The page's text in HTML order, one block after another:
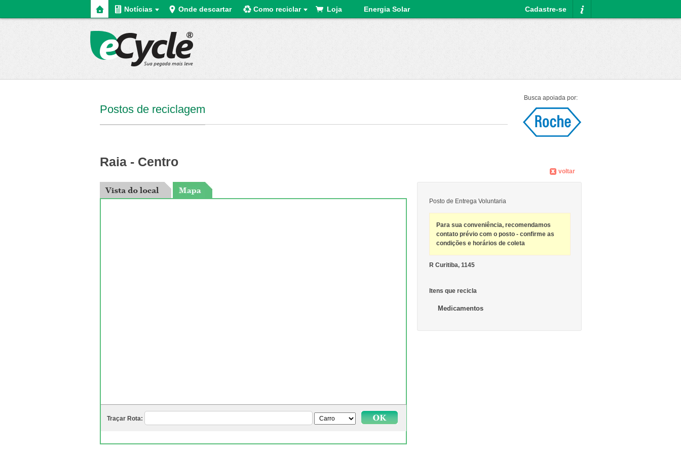
HomeNotícias Onde descartar Como reciclar Loja Energia Solar Cadastre-se
Postos de reciclagem
Busca apoiada por:
Raia - Centro
voltar
Traçar Rota:
Posto de Entrega Voluntaria
Para sua conveniência, recomendamos
contato prévio com o posto - confirme as
condições e horários de coleta
R Curitiba, 1145
Itens que recicla
Medicamentos